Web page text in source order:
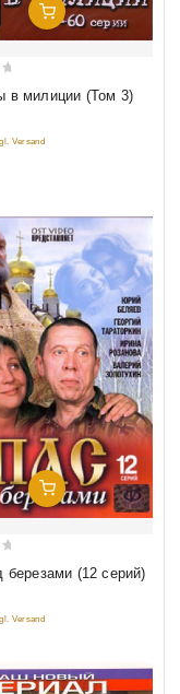
Добавить В Корзину
в милиции (Том 3)
Versand
Добавить В Корзину
березами (12 серий)
Versand